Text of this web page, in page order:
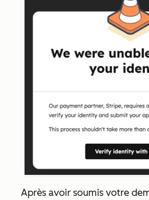
Après avoir soumis votre